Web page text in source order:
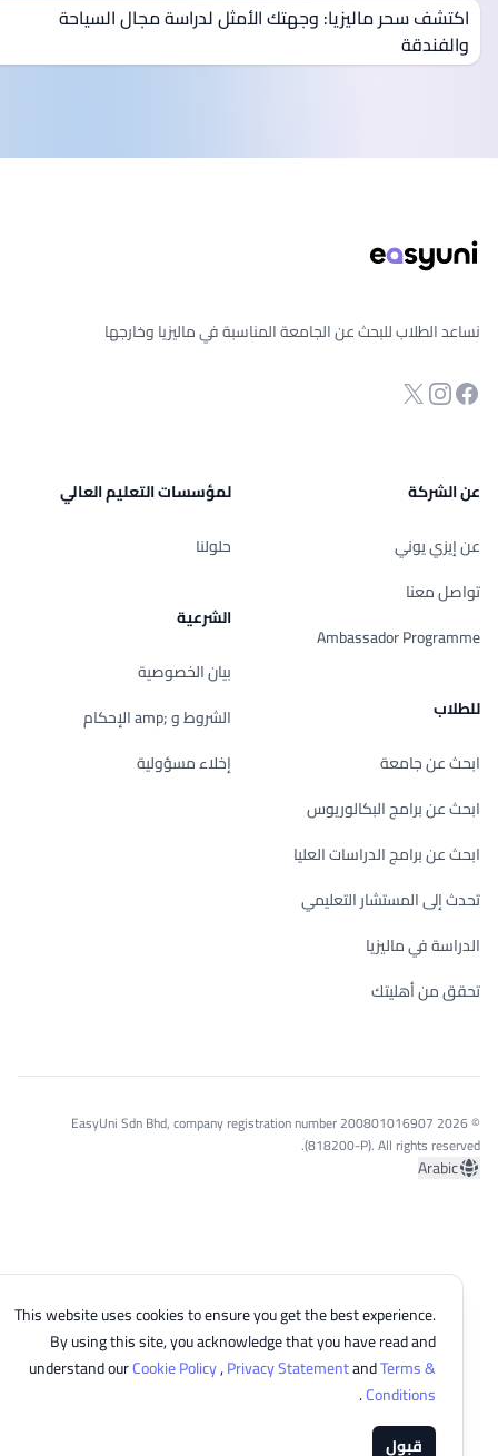
اكتشف سحر ماليزيا: وجهتك الأمثل لدراسة مجال السياحة
والفندقة
This website uses cookies to ensure you get the best experience.
By using this site, you acknowledge that you have read and
understand ourCookie Policy,Privacy StatementandTerms &
Conditions
.
قبول
نساعد الطلاب للبحث عن الجامعة المناسبة في ماليزيا وخارجها
صفحة الفيسبوك
انستجرام
Twitter
عن الشركة
عن إيزي يوني
تواصل معنا
Ambassador Programme
للطلاب
ابحث عن جامعة
ابحث عن برامج البكالوريوس
ابحث عن برامج الدراسات العليا
تحدث إلى المستشار التعليمي
الدراسة في ماليزيا
تحقق من أهليتك
لمؤسسات التعليم العالي
حلولنا
الشرعية
بيان الخصوصية
الشروط و ;amp الإحكام
إخلاء مسؤولية
© 2026 EasyUni Sdn Bhd, company registration number 200801016907
(818200-P). All rights reserved.
Arabic